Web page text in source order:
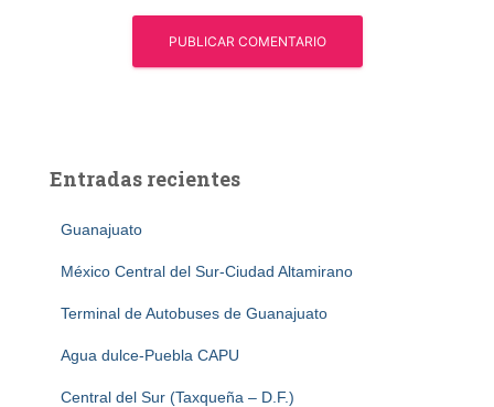
Entradas recientes
Guanajuato
México Central del Sur-Ciudad Altamirano
Terminal de Autobuses de Guanajuato
Agua dulce-Puebla CAPU
Central del Sur (Taxqueña – D.F.)